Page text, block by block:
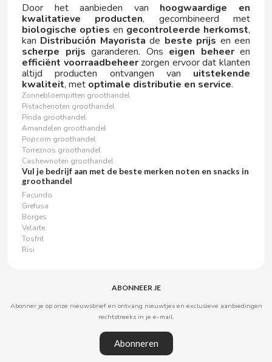
KAÑAMERO
KAS
KELIA
KELLOGG´S
KINGPIN
KIT KAT
KNOPPERS
KRYPTON
Door het aanbieden van hoogwaardige en
kwalitatieve producten, gecombineerd met
biologische opties en gecontroleerde herkomst,
kan Distribución Mayorista de beste prijs en een
scherpe prijs garanderen. Ons eigen beheeren
efficiënt voorraadbeheerzorgen ervoor dat klanten
altijd producten ontvangen van uitstekende
kwaliteit, met optimale distributie en service.
Zonnebloempitten groothandel
Pistachenoten groothandel
Pinda groothandel
Amandelen groothandel
Popcorn groothandel
Torreznos groothandel
Cashewnoten groothandel
Vul je bedrijf aan met de beste merken noten en snacks in
groothandel
Facundo
Grefusa
Borges
Velarte
Tosfrit
Risi
ABONNEER JE
Abonner je op onze nieuwsbrief en ontvang nieuwtjes en exclusieve aanbiedingen
rechtstreeks in je e-mail.
Abonneren